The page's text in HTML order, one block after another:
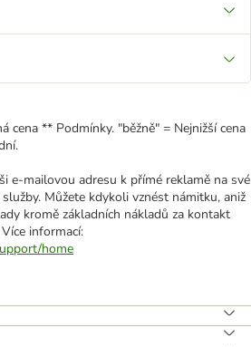
cena ** Podmínky. "běžně" = Nejnižší cena
e-mailovou adresu k přímé reklamě na své
Můžete kdykoli vznést námitku, aniž
kromě základních nákladů za kontakt
informací:
home